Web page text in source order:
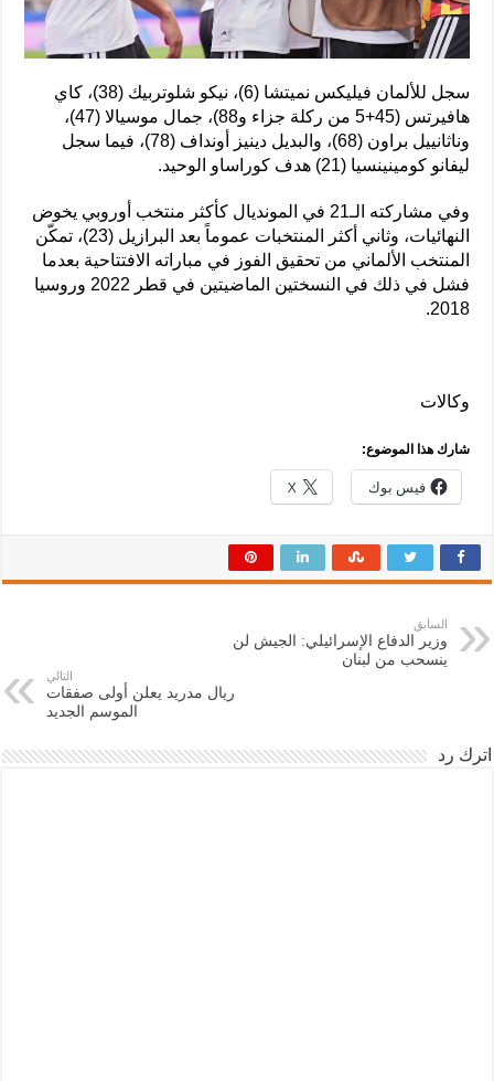
سجل للألمان فيليكس نميتشا (6)، نيكو شلوتربيك (38)، كاي
هافيرتس (45+5 من ركلة جزاء و88)، جمال موسيالا (47)،
وناثانييل براون (68)، والبديل دينيز أونداف (78)، فيما سجل
ليفانو كومينينسيا (21) هدف كوراساو الوحيد.
وفي مشاركته الـ21 في المونديال كأكثر منتخب أوروبي يخوض
النهائيات، وثاني أكثر المنتخبات عموماً بعد البرازيل (23)، تمكّن
المنتخب الألماني من تحقيق الفوز في مباراته الافتتاحية بعدما
فشل في ذلك في النسختين الماضيتين في قطر 2022 وروسيا
2018.
وكالات
شارك هذا الموضوع:
فيس بوك X
السابق
وزير الدفاع الإسرائيلي: الجيش لن
ينسحب من لبنان
التالي
ريال مدريد يعلن أولى صفقات
الموسم الجديد
اترك رد